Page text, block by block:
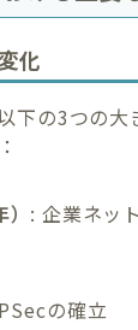
化
下の3つの大
: 企業ネッ
の確立